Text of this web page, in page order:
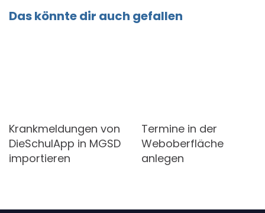
Das könnte dir auch gefallen
Krankmeldungen von
DieSchulApp in MGSD
importieren
Termine in der
Weboberfläche
anlegen